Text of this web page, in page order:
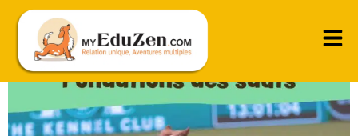
Apprendre les bonnes bases pour sauter juste